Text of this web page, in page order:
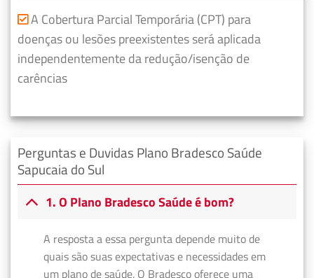
A Cobertura Parcial Temporária (CPT) para
doenças ou lesões preexistentes será aplicada
independentemente da redução/isenção de
carências
Perguntas e Duvidas Plano Bradesco Saúde
Sapucaia do Sul
1. O Plano Bradesco Saúde é bom?
A resposta a essa pergunta depende muito de
quais são suas expectativas e necessidades em
um plano de saúde. O Bradesco oferece uma